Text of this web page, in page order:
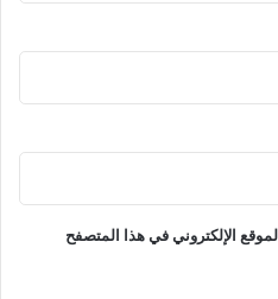
الإلكتروني في هذا المتصفح